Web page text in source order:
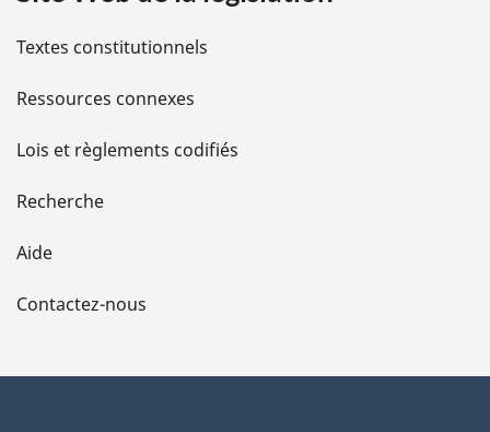
l
s
d
e
l
a
Textes constitutionnels
Ressources connexes
Lois et règlements codifiés
Recherche
Aide
Contactez-nous